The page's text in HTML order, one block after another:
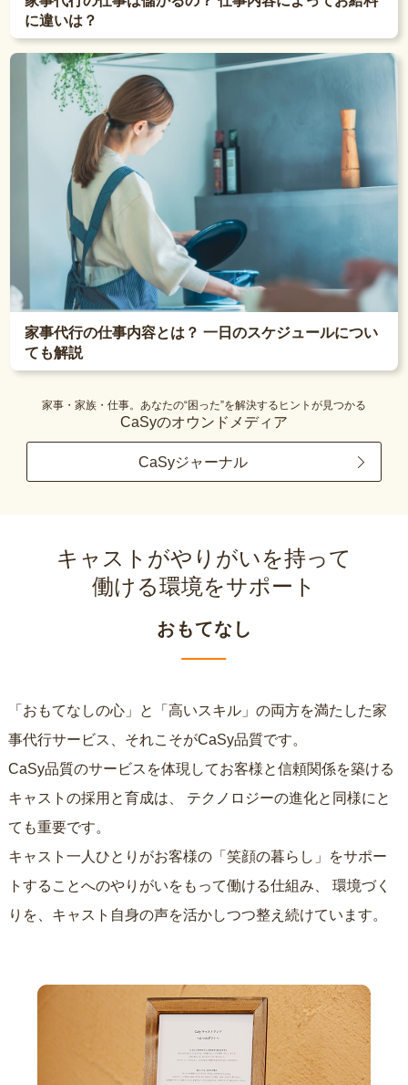
に違いは？
家事代行の仕事内容とは？ 一日のスケジュールについ
ても解説
家事・家族・仕事。あなたの“困った”を解決するヒントが見つかる
CaSyのオウンドメディア
CaSyジャーナル
キャストがやりがいを持って
働ける環境をサポート
おもてなし
「おもてなしの心」と「高いスキル」の両方を満たした家
事代行サービス、それこそがCaSy品質です。
CaSy品質のサービスを体現してお客様と信頼関係を築ける
キャストの採用と育成は、
ても重要です。
キャスト一人ひとりがお客様の「笑顔の暮らし」をサポー
トすることへのやりがいをもって働ける仕組み、
りを、キャスト自身の声を活かしつつ整え続けています。